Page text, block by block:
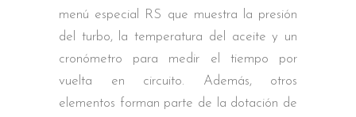
menú especial RS que muestra la presión
del turbo, la temperatura del aceite y un
cronómetro para medir el tiempo por
vuelta en circuito. Además, otros
elementos forman parte de la dotación de